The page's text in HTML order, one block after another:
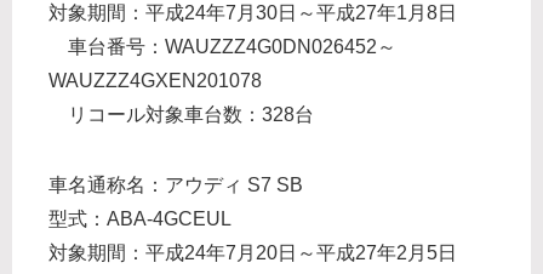
対象期間：平成24年7月30日～平成27年1月8日
車台番号：WAUZZZ4G0DN026452～
WAUZZZ4GXEN201078
リコール対象車台数：328台
車名通称名：アウディ S7 SB
型式：ABA-4GCEUL
対象期間：平成24年7月20日～平成27年2月5日